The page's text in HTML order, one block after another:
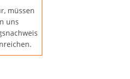
müssen
uns